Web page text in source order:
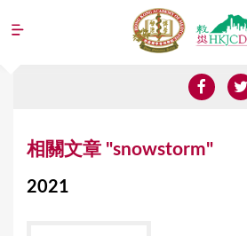
Jump to navigation
相關文章 "snowstorm"
2021